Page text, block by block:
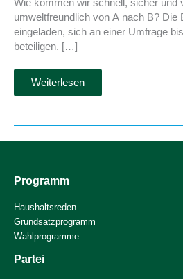
umweltfreundlich von A nach B? Die
eingeladen, sich an einer Umfrage
beteiligen. […]
Mobilitätskonzept
Erftstadt
Weiterlesen
Programm
Haushaltsreden
Grundsatzprogramm
Wahlprogramme
Partei